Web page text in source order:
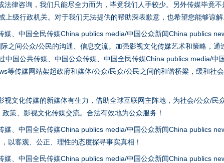
法律咨询，我们只能尽全力而为，毕竟我们人手较少。另外传媒毕竟
上级行政机关。对于我们无法提供的帮助深表歉意，也希望您能够谅解
媒、中国全民传媒China publics media/中国公众新闻China publics
之间公众/公民的沟通、信息交流。加强影视文化传媒艺术和策略，
中国公共传媒、中国公众传媒、中国全民传媒China publics media/中
等传媒网站架起政府和媒体/公众/民众/公民之间的和谐桥梁，缓和社
视文化传媒的新媒体有生力，借助全球互联网主阵地，为社会/公众/民
策、影视文化传媒交流。合法有效地为公众服务！
媒、中国全民传媒China publics media/中国公众新闻China publics
以客观、公正、理性的态度探寻事实真相！
媒、中国全民传媒China publics media/中国公众新闻China publics
茶叶“炒上天”